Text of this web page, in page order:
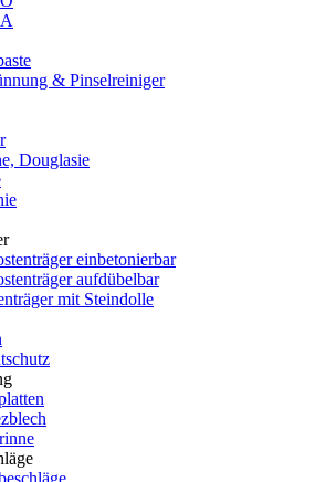
& Pinselreiniger
Douglasie
einbetonierbar
aufdübelbar
mit Steindolle